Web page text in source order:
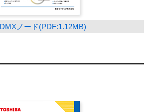
DMXノード(PDF:1.12MB)